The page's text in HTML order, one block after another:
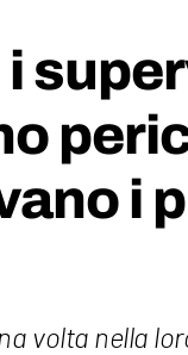
i
volta nella